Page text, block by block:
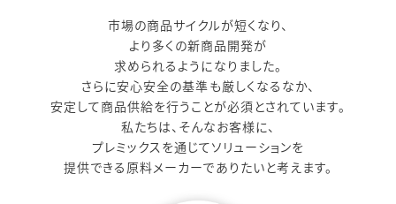
プライバシーポリシー
ご利用規約
市場の商品サイクルが短くなり、
より多くの新商品開発が
求められるようになりました。
さらに安心安全の基準も厳しくなるなか、
安定して商品供給を行うことが必須とされています。
私たちは、そんなお客様に、
プレミックスを通じてソリューションを
提供できる原料メーカーでありたいと考えます。